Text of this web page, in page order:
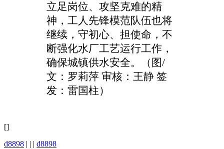
立足岗位、 攻坚克难的精
神 ， 工人先锋模范队伍也将
继续，守初心、担使命， 不
断强化水厂工艺运行工作，
确保城镇供水安全。 （ 图/
文：罗莉萍 审核：王静 签
发：雷国柱）
[]
d8898 | | | d8898